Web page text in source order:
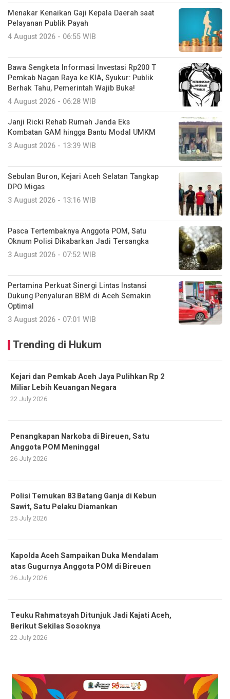
Menakar Kenaikan Gaji Kepala Daerah saat
Pelayanan Publik Payah
4 August 2026 - 06:55 WIB
Bawa Sengketa Informasi Investasi Rp200 T
Pemkab Nagan Raya ke KIA, Syukur: Publik
Berhak Tahu, Pemerintah Wajib Buka!
4 August 2026 - 06:28 WIB
Janji Ricki Rehab Rumah Janda Eks
Kombatan GAM hingga Bantu Modal UMKM
3 August 2026 - 13:39 WIB
Sebulan Buron, Kejari Aceh Selatan Tangkap
DPO Migas
3 August 2026 - 13:16 WIB
Pasca Tertembaknya Anggota POM, Satu
Oknum Polisi Dikabarkan Jadi Tersangka
3 August 2026 - 07:52 WIB
Pertamina Perkuat Sinergi Lintas Instansi
Dukung Penyaluran BBM di Aceh Semakin
Optimal
3 August 2026 - 07:01 WIB
Trending di Hukum
Kejari dan Pemkab Aceh Jaya Pulihkan Rp 2
Miliar Lebih Keuangan Negara
22 July 2026
Penangkapan Narkoba di Bireuen, Satu
Anggota POM Meninggal
26 July 2026
Polisi Temukan 83 Batang Ganja di Kebun
Sawit, Satu Pelaku Diamankan
25 July 2026
Kapolda Aceh Sampaikan Duka Mendalam
atas Gugurnya Anggota POM di Bireuen
26 July 2026
Teuku Rahmatsyah Ditunjuk Jadi Kajati Aceh,
Berikut Sekilas Sosoknya
22 July 2026